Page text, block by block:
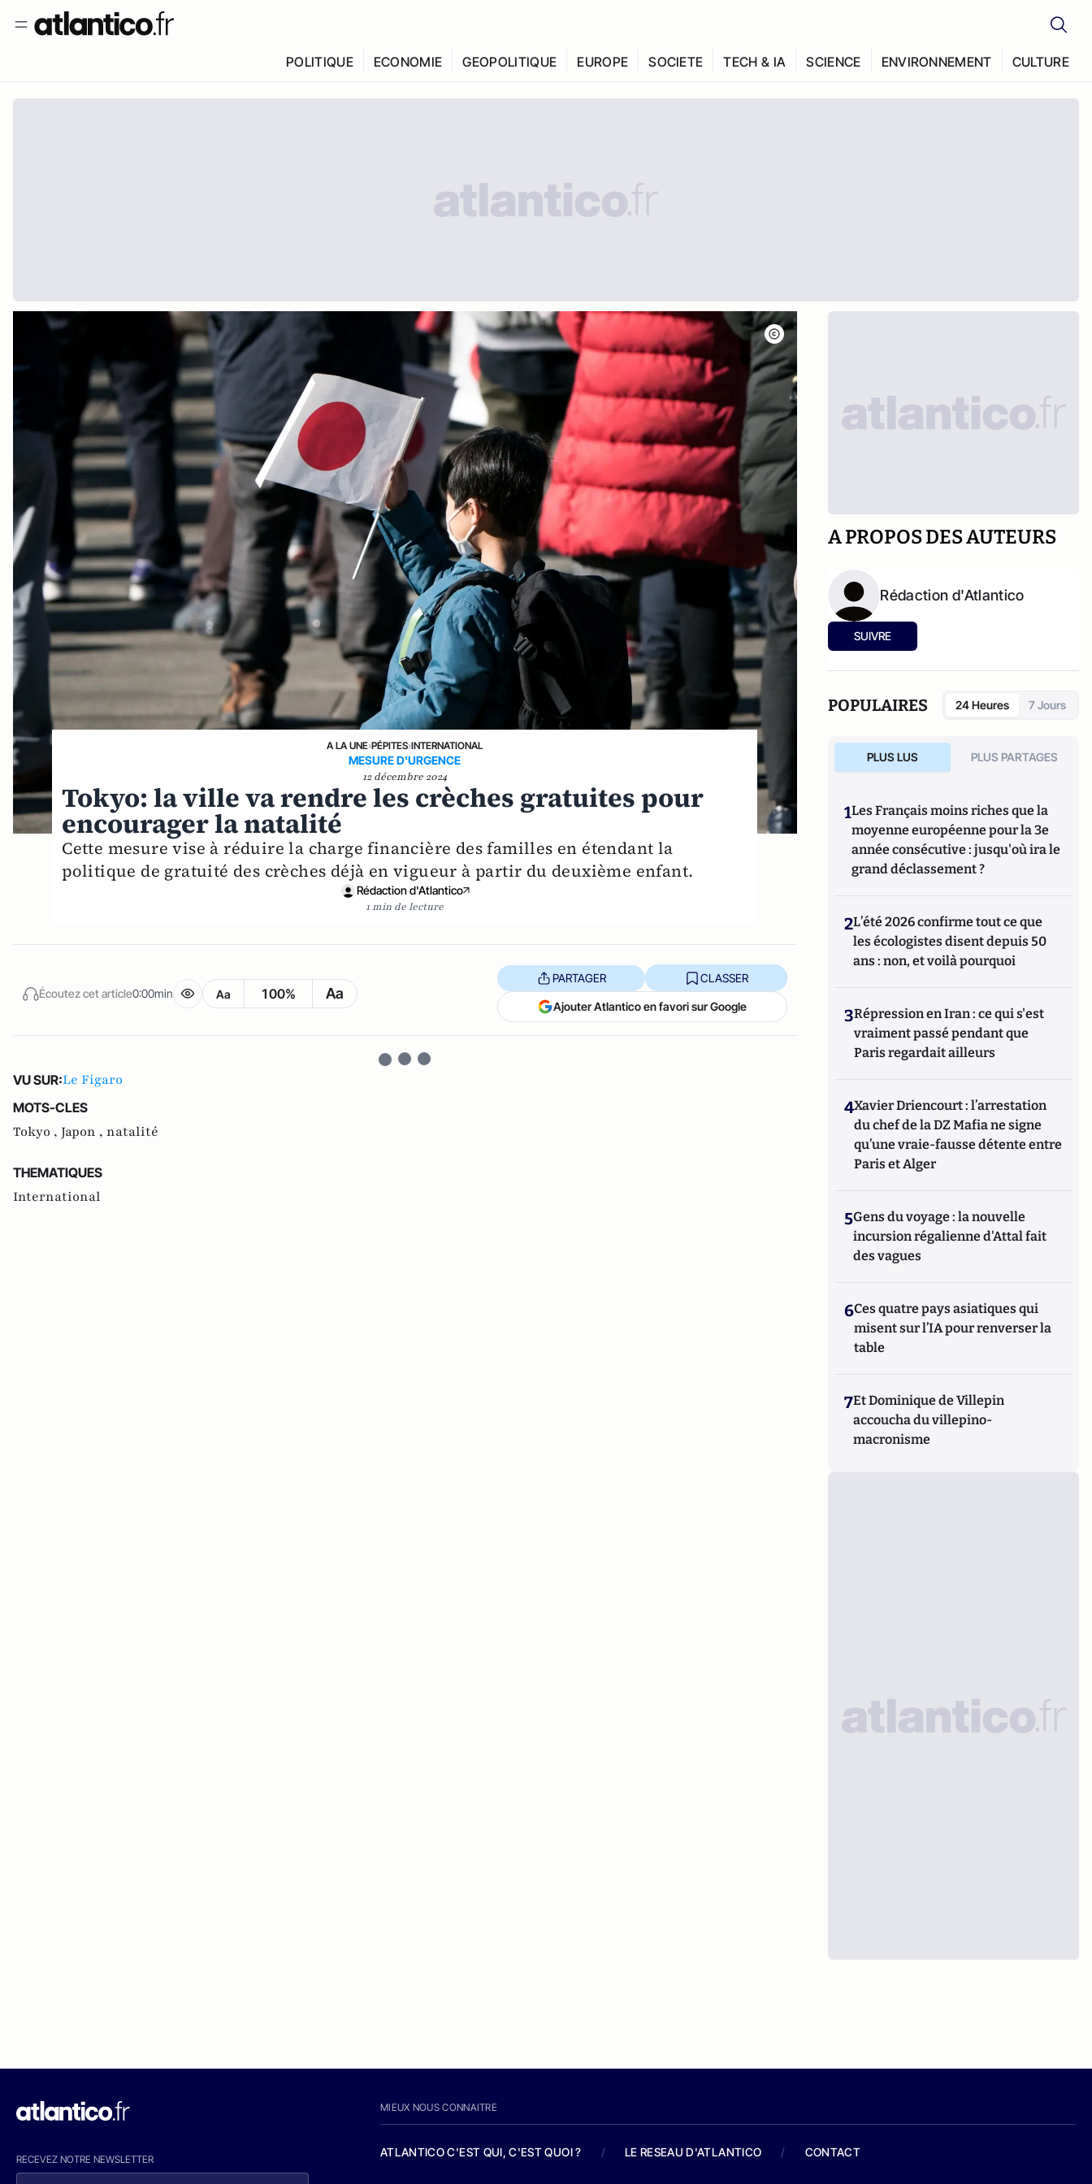
POLITIQUE ECONOMIE GEOPOLITIQUE EUROPE SOCIETE TECH & IA SCIENCE ENVIRONNEMENT CULTURE
A LA UNE›PÉPITES›INTERNATIONAL
MESURE D'URGENCE
12 décembre 2024
Tokyo: la ville va rendre les crèches gratuites pour
encourager la natalité
Cette mesure vise à réduire la charge financière des familles en étendant la
politique de gratuité des crèches déjà en vigueur à partir du deuxième enfant.
Rédaction d'Atlantico
1 min de lecture
Écoutez cet article0:00min Aa 100% Aa
PARTAGER CLASSER
Ajouter Atlantico en favori sur Google
VU SUR:Le Figaro
MOTS-CLES
Tokyo , Japon , natalité
THEMATIQUES
International
A PROPOS DES AUTEURS
Rédaction d'Atlantico
SUIVRE
POPULAIRES 24 Heures 7 Jours
PLUS LUS PLUS PARTAGES
1Les Français moins riches que la
moyenne européenne pour la 3e
année consécutive : jusqu'où ira le
grand déclassement ?
2L’été 2026 confirme tout ce que
les écologistes disent depuis 50
ans : non, et voilà pourquoi
3Répression en Iran : ce qui s'est
vraiment passé pendant que
Paris regardait ailleurs
4Xavier Driencourt : l’arrestation
du chef de la DZ Mafia ne signe
qu’une vraie-fausse détente entre
Paris et Alger
5Gens du voyage : la nouvelle
incursion régalienne d'Attal fait
des vagues
6Ces quatre pays asiatiques qui
misent sur l’IA pour renverser la
table
7Et Dominique de Villepin
accoucha du villepino-
macronisme
RECEVEZ NOTRE NEWSLETTER
MIEUX NOUS CONNAITRE
ATLANTICO C'EST QUI, C'EST QUOI ? / LE RESEAU D'ATLANTICO / CONTACT